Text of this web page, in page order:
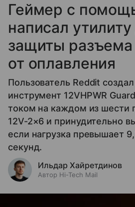
Геймер с
написал
защиты разъема
от оплавления
Пользователь Reddit
инструмент 12VHPWR
током на каждом из шести
12V-2×6 и принудительно
если нагрузка превышает
секунд.
Ильдар Хайретдинов
Автор Hi-Tech Mail